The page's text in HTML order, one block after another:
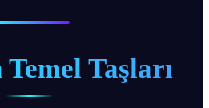
Taşları